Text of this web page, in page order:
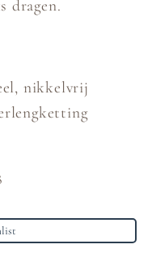
dragen.
nikkelvrij